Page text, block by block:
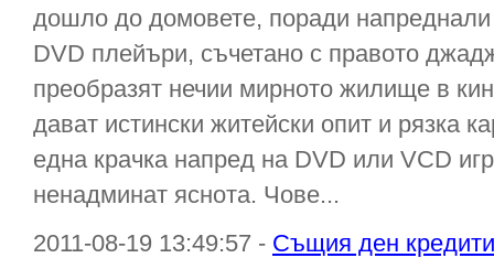
дошло до домовете, поради
DVD плейъри, съчетано с правото
преобразят нечии мирното жилище в
дават истински житейски опит и рязка
една крачка напред на DVD или VCD
ненадминат яснота. Чове...
2011-08-19 13:49:57 - Същия ден